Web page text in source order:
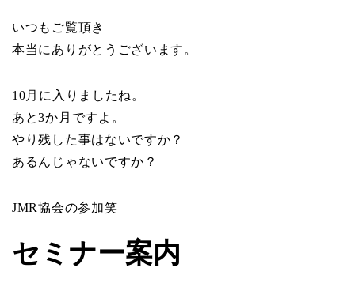
いつもご覧頂き
本当にありがとうございます。
10月に入りましたね。
あと3か月ですよ。
やり残した事はないですか？
あるんじゃないですか？
JMR協会の参加笑
セミナー案内